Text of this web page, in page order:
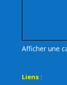
Afficher une
Liens :